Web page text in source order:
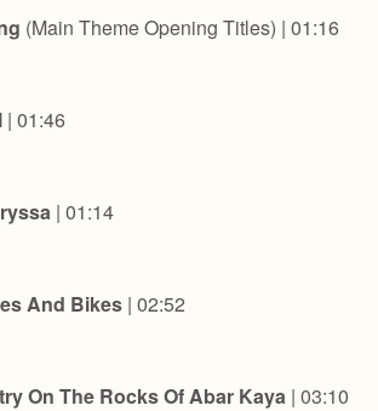
(Main Theme Opening Titles) | 01:16
| 01:46
| 01:14
And Bikes | 02:52
On The Rocks Of Abar Kaya | 03:10